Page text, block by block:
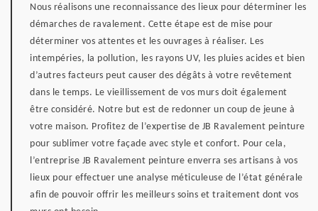
Nous réalisons une reconnaissance des lieux pour déterminer les
démarches de ravalement. Cette étape est de mise pour
déterminer vos attentes et les ouvrages à réaliser. Les
intempéries, la pollution, les rayons UV, les pluies acides et bien
d’autres facteurs peut causer des dégâts à votre revêtement
dans le temps. Le vieillissement de vos murs doit également
être considéré. Notre but est de redonner un coup de jeune à
votre maison. Profitez de l’expertise de JB Ravalement peinture
pour sublimer votre façade avec style et confort. Pour cela,
l’entreprise JB Ravalement peinture enverra ses artisans à vos
lieux pour effectuer une analyse méticuleuse de l’état générale
afin de pouvoir offrir les meilleurs soins et traitement dont vos